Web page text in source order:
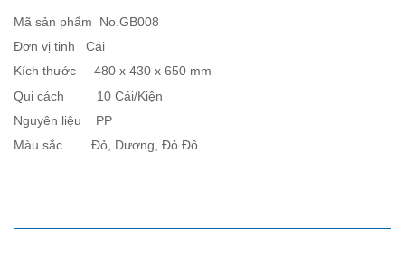
Mã sản phẩm No.GB008
Đơn vị tinh Cái
Kích thước 480 x 430 x 650 mm
Qui cách 10 Cái/Kiện
Nguyên liệu PP
Màu sắc Đỏ, Dương, Đỏ Đô